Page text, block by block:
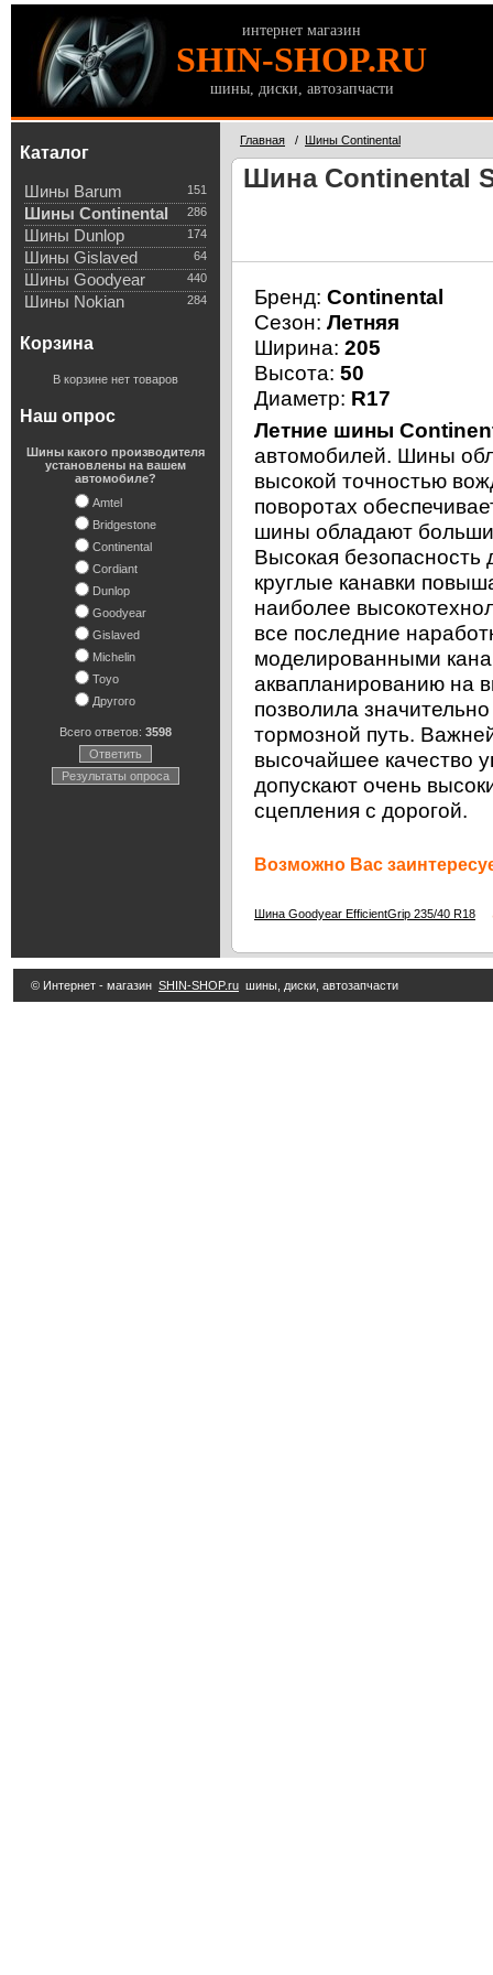
интернет магазин
SHIN-SHOP.RU
шины, диски, автозапчасти
Каталог
151
Шины Barum
286
Шины Continental
174
Шины Dunlop
64
Шины Gislaved
440
Шины Goodyear
284
Шины Nokian
Корзина
В корзине нет товаров
Наш опрос
Шины какого производителя
установлены на вашем
автомобиле?
Amtel
Bridgestone
Continental
Cordiant
Dunlop
Goodyear
Gislaved
Michelin
Toyo
Другого
Всего ответов: 3598
Ответить
Результаты опроса
Главная / Шины Continental
Шина Continental
Бренд: Continental
Сезон: Летняя
Ширина: 205
Высота: 50
Диаметр: R17
Летние шины
автомобилей. Шины
высокой точностью
поворотах
шины обладают
Высокая
круглые канавки
наиболее
все последние
моделированными
аквапланированию на
позволила
тормозной путь.
высочайшее качество
допускают очень
сцепления с дорогой.
Возможно Вас
Шина Goodyear EfficientGrip 235/40 R18
© Интернет - магазин SHIN-SHOP.ru шины, диски, автозапчасти